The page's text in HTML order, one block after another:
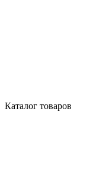
Каталог товаров